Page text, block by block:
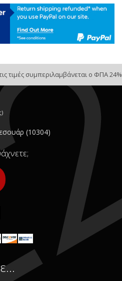
τιμές συμπεριλαμβάνεται ο ΦΠΑ 24%
(10304)